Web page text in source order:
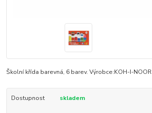
Školní křída barevná, 6 barev. Výrobce:KOH-I-NOOR
Dostupnost skladem